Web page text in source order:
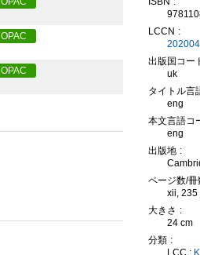
OPAC
OPAC
LCCN
出版国コー
uk
タイトル言
eng
本文言語コ
eng
出版地
ページ数/冊
xii, 235
大きさ
24 cm
分類
LCC :